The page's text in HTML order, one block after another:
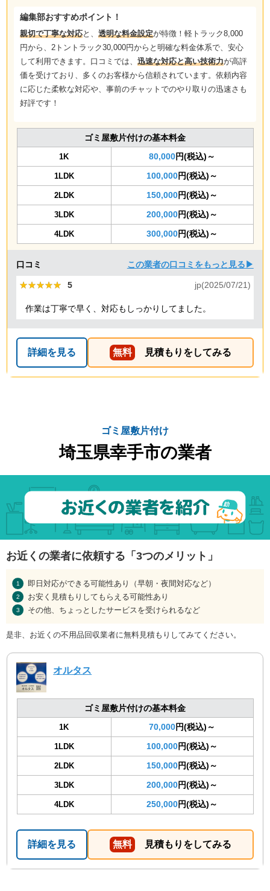
編集部おすすめポイント！
親切で丁寧な対応と、 透明な料金設定が特徴！軽トラック8,000
円から、2トントラック30,000円からと明確な料金体系で、安心
して利用できます。口コミでは、 迅速な対応と高い技術力が高評
価を受けており、多くのお客様から信頼されています。依頼内容
に応じた柔軟な対応や、事前のチャットでのやり取りの迅速さも
好評です！
ゴミ屋敷片付けの基本料金
1K 80,000円(税込)～
1LDK 100,000円(税込)～
2LDK 150,000円(税込)～
3LDK 200,000円(税込)～
4LDK 300,000円(税込)～
口コミ この業者の口コミをもっと見る▶
★★★★★
★★★★★ 5 jp(2025/07/21)
作業は丁寧で早く、対応もしっかりしてました。
詳細を見る 無料 見積もりをしてみる
ゴミ屋敷片付け
埼玉県幸手市の業者
お近くの業者に依頼する「3つのメリット」
即日対応ができる可能性あり（早朝・夜間対応など）
お安く見積もりしてもらえる可能性あり
その他、ちょっとしたサービスを受けられるなど
是非、お近くの不用品回収業者に無料見積もりしてみてください。
オルタス
ゴミ屋敷片付けの基本料金
1K 70,000円(税込)～
1LDK 100,000円(税込)～
2LDK 150,000円(税込)～
3LDK 200,000円(税込)～
4LDK 250,000円(税込)～
詳細を見る 無料 見積もりをしてみる